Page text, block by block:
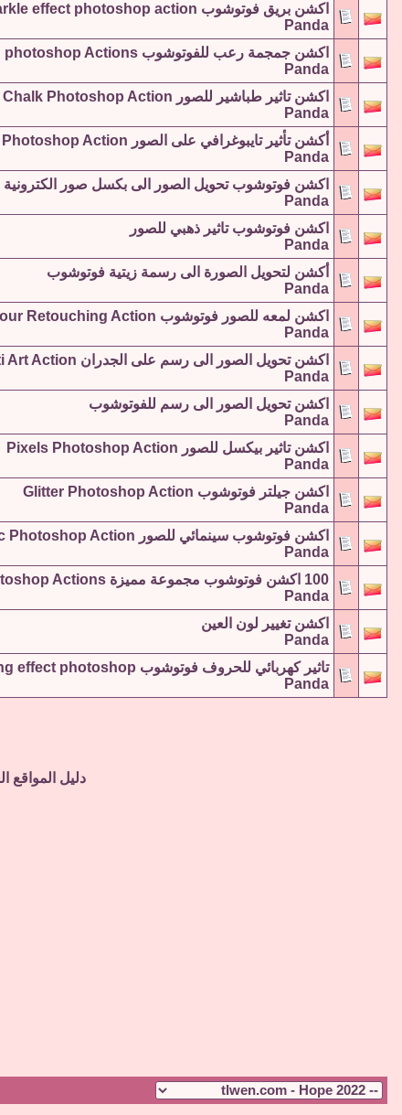
اكشن بريق فوتوشوب Sparkle effect photoshop action
Panda
اكشن جمجمة رعب للفوتوشوب halloween photoshop Actions
Panda
اكشن تاثير طباشير للصور Chalk Photoshop Action
Panda
أكشن تأثير تايبوغرافي على الصور Typography Photoshop Action
Panda
اكشن فوتوشوب تحويل الصور الى بكسل صور الكترونية
Panda
اكشن فوتوشوب تاثير ذهبي للصور
Panda
أكشن لتحويل الصورة الى رسمة زيتية فوتوشوب
Panda
اكشن لمعه للصور فوتوشوب Glamour Retouching Action
Panda
اكشن تحويل الصور الى رسم على الجدران Graffiti Art Action
Panda
اكشن تحويل الصور الى رسم للفوتوشوب
Panda
اكشن تاثير بيكسل للصور Pixels Photoshop Action
Panda
اكشن جيلتر فوتوشوب Glitter Photoshop Action
Panda
اكشن فوتوشوب سينمائي للصور Cinematic Photoshop Action
Panda
100 اكشن فوتوشوب مجموعة مميزة Photoshop Actions
Panda
اكشن تغيير لون العين
Panda
تاثير كهربائي للحروف فوتوشوب Electric Glowing effect photoshop
Panda
دليل المواقع